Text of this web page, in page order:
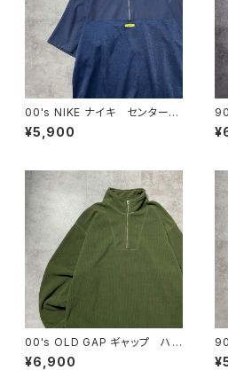
00's NIKE ナイキ センタース
ウォッシュ 刺繍ロゴ ハーフ
ジップ ネイビー Tシャツ
¥5,900
00's OLD GAP ギャップ ハ
ーフジップ コーデュロイ グリ
¥6,900
ポ